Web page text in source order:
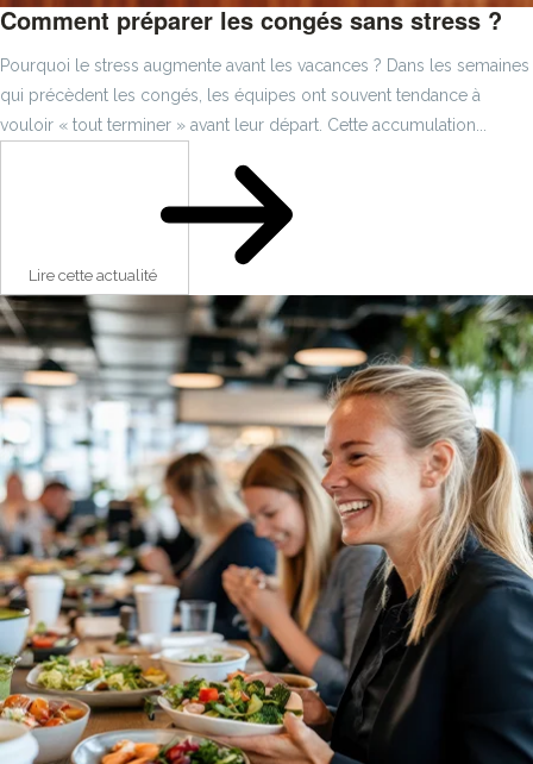
Comment préparer les congés sans stress ?
Pourquoi le stress augmente avant les vacances ? Dans les semaines
qui précèdent les congés, les équipes ont souvent tendance à
vouloir « tout terminer » avant leur départ. Cette accumulation...
Lire cette actualité